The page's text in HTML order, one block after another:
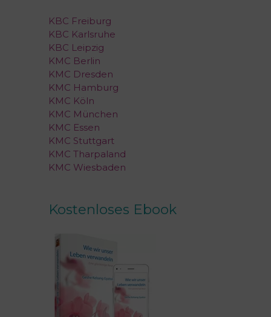
KBC Freiburg
KBC Karlsruhe
KBC Leipzig
KMC Berlin
KMC Dresden
KMC Hamburg
KMC Köln
KMC München
KMC Essen
KMC Stuttgart
KMC Tharpaland
KMC Wiesbaden
Kostenloses Ebook